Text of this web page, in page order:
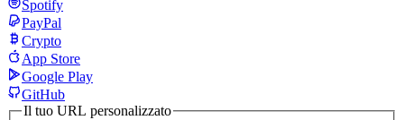
Spotify
PayPal
Crypto
App Store
Google Play
GitHub
Il tuo URL personalizzato